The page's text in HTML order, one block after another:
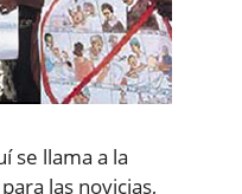
se llama a la
las novicias,